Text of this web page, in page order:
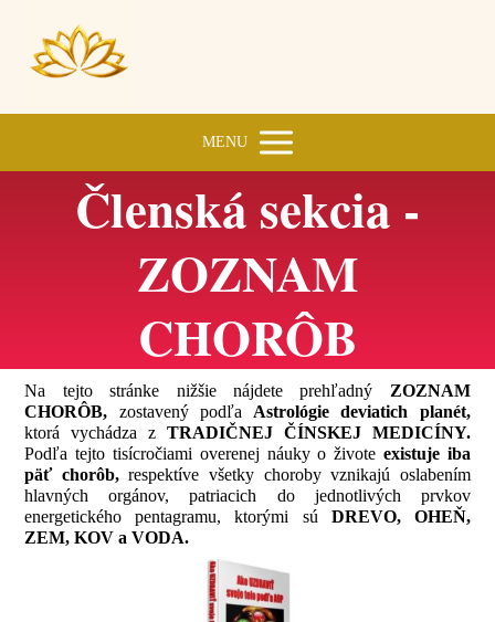
MENU
Členská sekcia -
ZOZNAM
CHORÔB
Na tejto stránke nižšie nájdete prehľadný ZOZNAM
CHORÔB, zostavený podľa Astrológie deviatich planét,
ktorá vychádza z TRADIČNEJ ČÍNSKEJ MEDICÍNY.
Podľa tejto tisícročiami overenej náuky o živote existuje iba
päť chorôb,respektíve všetky choroby vznikajú oslabením
hlavných orgánov, patriacich do jednotlivých prvkov
energetického pentagramu, ktorými sú DREVO, OHEŇ,
ZEM, KOV a VODA.